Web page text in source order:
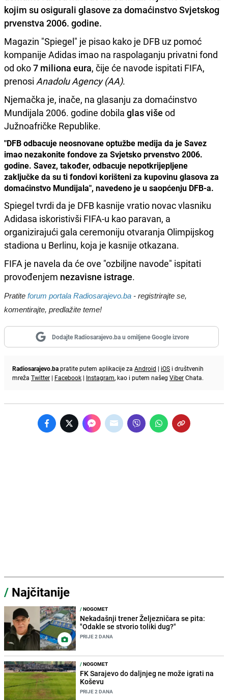
kojim su osigurali glasove za domaćinstvoSvjetskog
prvenstva 2006. godine.
Magazin "Spiegel" je pisao kako je DFB uz pomoć
kompanije Adidas imao na raspolaganju privatni fond
od oko7 miliona eura, čije će navode ispitati FIFA,
prenosi Anadolu Agency (AA).
Njemačka je, inače, na glasanju za domaćinstvo
Mundijala 2006. godine dobila glas više od
Južnoafričke Republike.
"DFB odbacuje neosnovane optužbe medija da je Savez
imao nezakonite fondove za Svjetsko prvenstvo 2006.
godine. Savez, također, odbacuje nepotkrijepljene
zaključke da su ti fondovi korišteni za kupovinu glasova za
domaćinstvo Mundijala", navedeno je u saopćenju DFB-a.
Spiegel tvrdi da je DFB kasnije vratio novac vlasniku
Adidasa iskoristivši FIFA-u kao paravan, a
organizirajući gala ceremoniju otvaranja Olimpijskog
stadiona u Berlinu, koja je kasnije otkazana.
FIFA je navela da će ove "ozbiljne navode" ispitati
provođenjem nezavisne istrage.
Pratite forum portala Radiosarajevo.ba - registrirajte se,
komentirajte, predlažite teme!
Dodajte Radiosarajevo.ba u omiljene Google izvore
Radiosarajevo.bapratite putem aplikacije za Android | iOS i društvenih
mreža Twitter | Facebook | Instagram, kao i putem našeg ViberChata.
/ Najčitanije
/NOGOMET
Nekadašnji trener Željezničara se pita:
"Odakle se stvorio toliki dug?"
PRIJE 2 DANA
/NOGOMET
FK Sarajevo do daljnjeg ne može igrati na
Koševu
PRIJE 2 DANA